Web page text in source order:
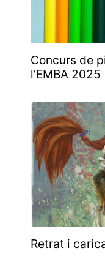
Concurs de
l’EMBA 2025
Retrat i